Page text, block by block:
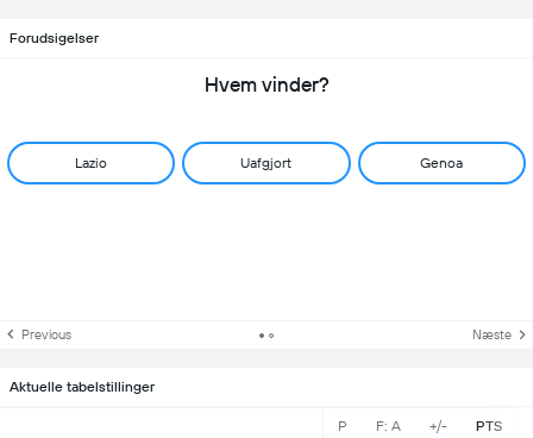
Forudsigelser
Hvem vinder?
Lazio Uafgjort Genoa
Previous Næste
Aktuelle tabelstillinger
P F: A +/- PTS